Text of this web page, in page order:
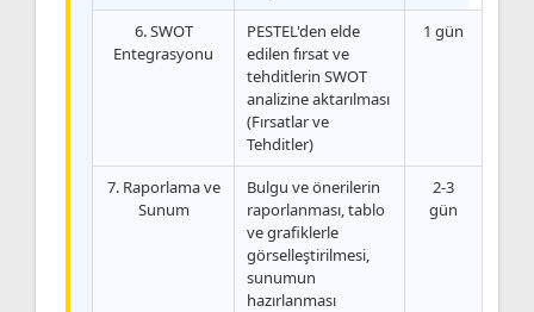
6. SWOT
Entegrasyonu
PESTEL'den elde
edilen fırsat ve
tehditlerin SWOT
analizine aktarılması
(Fırsatlar ve
Tehditler)
1 gün
7. Raporlama ve
Sunum
Bulgu ve önerilerin
raporlanması, tablo
ve grafiklerle
görselleştirilmesi,
sunumun
hazırlanması
2-3
gün